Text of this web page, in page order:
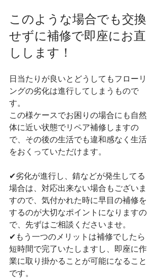
このような場合でも交換
せずに補修で即座にお直
しします！
日当たりが良いとどうしてもフローリ
ングの劣化は進行してしまうもので
す。
この様ケースでお困りの場合にも自然
体に近い状態でリペア補修しますの
で、その後の生活でも違和感なく生活
をおくっていただけます。
✔︎劣化が進行し、錆などが発生してる
場合は、対応出来ない場合もございま
すので、気付かれた時に早目の補修を
するのが大切なポイントになりますの
で、先ずはご相談くださいませ。
✔︎もう一つのメリットは補修でしたら
短時間で完了いたしますし、即座に作
業に取り掛かることが可能になること
です。